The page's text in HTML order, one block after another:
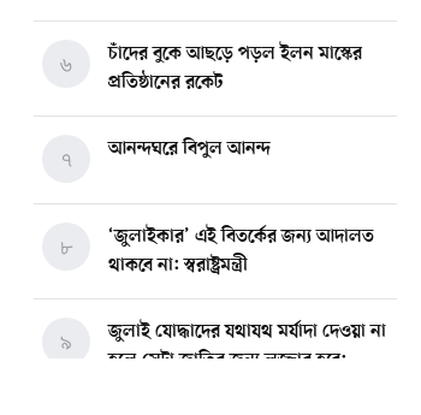
চাঁদের বুকে আছড়ে পড়ল ইলন মাস্কের
প্রতিষ্ঠানের রকেট
৬
আনন্দঘরে বিপুল আনন্দ
৭
‘জুলাইকার’ এই বিতর্কের জন্য আদালত
থাকবে না: স্বরাষ্ট্রমন্ত্রী
৮
জুলাই যোদ্ধাদের যথাযথ মর্যাদা দেওয়া না
হলে সেটা জাতির জন্য লজ্জার হবে:
৯